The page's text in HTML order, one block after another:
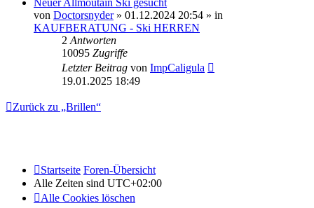
von Doctorsnyder» 01.12.2024 20:54 » in
KAUFBERATUNG - Ski HERREN
2 Antworten
10095 Zugriffe
Letzter Beitrag von ImpCaligula
19.01.2025 18:49
Zurück zu „Brillen“
Startseite Foren-Übersicht
Alle Zeiten sind UTC+02:00
Alle Cookies löschen